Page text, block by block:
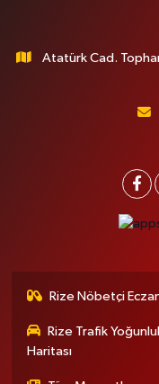
Atatürk Cad.
Rize Nöbetçi
Rize Trafik
Haritası